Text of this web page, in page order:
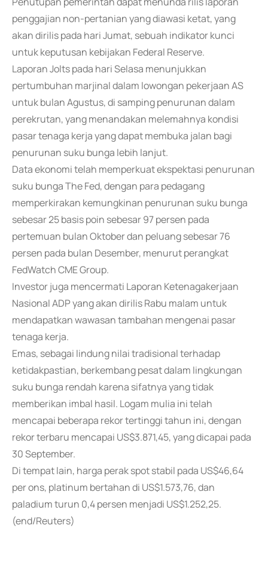
penggajian non-pertanian yang diawasi ketat, yang
akan dirilis pada hari Jumat, sebuah indikator kunci
untuk keputusan kebijakan Federal Reserve.
Laporan Jolts pada hari Selasa menunjukkan
pertumbuhan marjinal dalam lowongan pekerjaan AS
untuk bulan Agustus, di samping penurunan dalam
perekrutan, yang menandakan melemahnya kondisi
pasar tenaga kerja yang dapat membuka jalan bagi
penurunan suku bunga lebih lanjut.
Data ekonomi telah memperkuat ekspektasi penurunan
suku bunga The Fed, dengan para pedagang
memperkirakan kemungkinan penurunan suku bunga
sebesar 25 basis poin sebesar 97 persen pada
pertemuan bulan Oktober dan peluang sebesar 76
persen pada bulan Desember, menurut perangkat
FedWatch CME Group.
Investor juga mencermati Laporan Ketenagakerjaan
Nasional ADP yang akan dirilis Rabu malam untuk
mendapatkan wawasan tambahan mengenai pasar
tenaga kerja.
Emas, sebagai lindung nilai tradisional terhadap
ketidakpastian, berkembang pesat dalam lingkungan
suku bunga rendah karena sifatnya yang tidak
memberikan imbal hasil. Logam mulia ini telah
mencapai beberapa rekor tertinggi tahun ini, dengan
rekor terbaru mencapai US$3.871,45, yang dicapai pada
30 September.
Di tempat lain, harga perak spot stabil pada US$46,64
per ons, platinum bertahan di US$1.573,76, dan
paladium turun 0,4 persen menjadi US$1.252,25.
(end/Reuters)